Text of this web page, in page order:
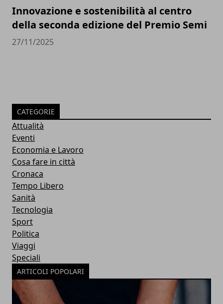
Innovazione e sostenibilità al centro
della seconda edizione del Premio Semi
27/11/2025
CATEGORIE
Attualità
Eventi
Economia e Lavoro
Cosa fare in città
Cronaca
Tempo Libero
Sanità
Tecnologia
Sport
Politica
Viaggi
Speciali
ARTICOLI POPOLARI